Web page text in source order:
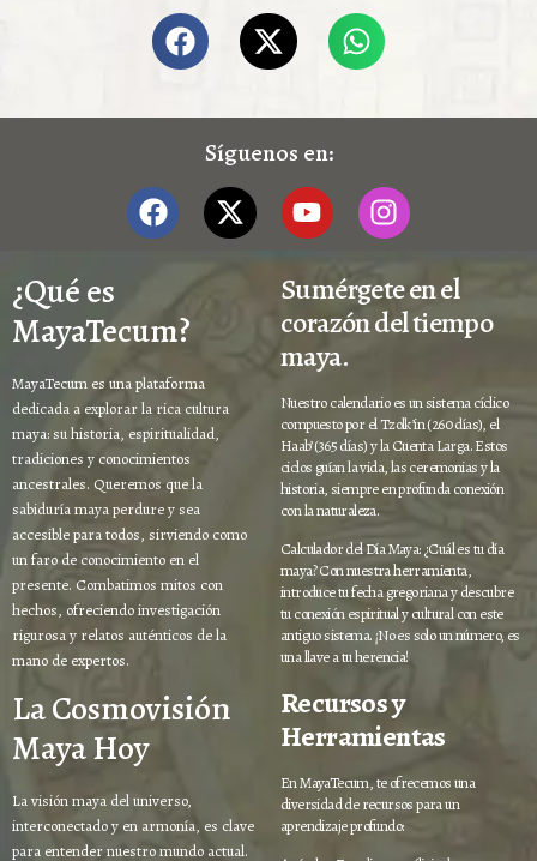
Síguenos en:
¿Qué es
MayaTecum?
MayaTecum es una plataforma
dedicada a explorar la rica cultura
maya: su historia, espiritualidad,
tradiciones y conocimientos
ancestrales. Queremos que la
sabiduría maya perdure y sea
accesible para todos, sirviendo como
un faro de conocimiento en el
presente. Combatimos mitos con
hechos, ofreciendo investigación
rigurosa y relatos auténticos de la
mano de expertos.
La Cosmovisión
Maya Hoy
La visión maya del universo,
interconectado y en armonía, es clave
para entender nuestro mundo actual.
Sumérgete en el
corazón del tiempo
maya.
Nuestro calendario es un sistema cíclico
compuesto por el Tzolk’in (260 días), el
Haab’ (365 días) y la Cuenta Larga. Estos
ciclos guían la vida, las ceremonias y la
historia, siempre en profunda conexión
con la naturaleza.
Calculador del Día Maya: ¿Cuál es tu día
maya? Con nuestra herramienta,
introduce tu fecha gregoriana y descubre
tu conexión espiritual y cultural con este
antiguo sistema. ¡No es solo un número, es
una llave a tu herencia!
Recursos y
Herramientas
En MayaTecum, te ofrecemos una
diversidad de recursos para un
aprendizaje profundo: